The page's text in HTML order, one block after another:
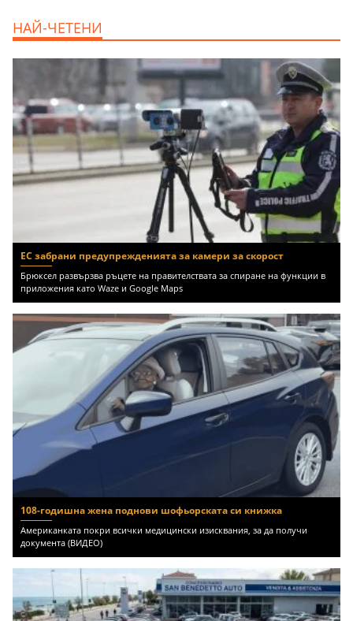
НАЙ-ЧЕТЕНИ
ЕС забрани предупрежденията за камери за скорост
Брюксел развързва ръцете на правителствата за спиране на функции в
приложения като Waze и Google Maps
108-годишна жена поднови шофьорската си книжка
Американката покри всички медицински изисквания, за да получи
документа (ВИДЕО)